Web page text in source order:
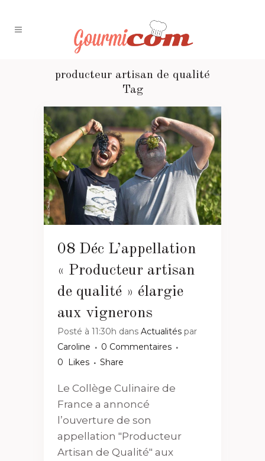
producteur artisan de qualité
Tag
08 Déc L’appellation
« Producteur artisan
de qualité » élargie
aux vignerons
Posté à 11:30h dans Actualités par
Caroline
0 Commentaires
0
Likes Share
Le Collège Culinaire de
France a annoncé
l’ouverture de son
appellation "Producteur
Artisan de Qualité" aux